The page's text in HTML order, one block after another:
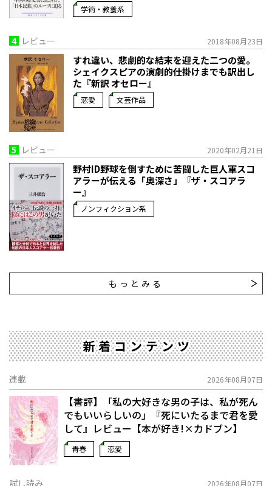
学術・教養系
4 レビュー 2018年08月23日
すれ違い、悲劇的な結末を迎えた二つの愛。
シェイクスピアの演劇的仕掛けまでも訳出し
た『新訳 オセロー』
恋愛 文芸作品
5 レビュー 2020年02月21日
野村ID野球を倒すために苦闘した巨人軍スコ
アラーが伝える「奥深さ」『ザ・スコアラ
ー』
ノンフィクション系
もっとみる
新着コンテンツ
連載 2026年08月07日
【書評】「私の大好きな男の子は、私が死ん
でもいいらしいの」――『死にいたるまで君を愛
して』レビュー【本が好き!×カドブン】
青春 恋愛
試し読み 2026年08月07日